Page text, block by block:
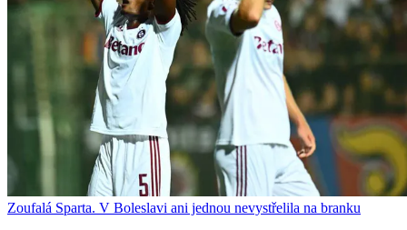
Zoufalá Sparta. V Boleslavi ani jednou nevystřelila na branku